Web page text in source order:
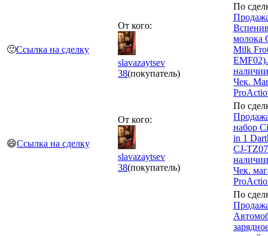
🙂Ссылка на сделку
От кого:
slavazaytsev
38(покупатель)
По
молока
Milk
Чек.
😄Ссылка на сделку
От кого:
slavazaytsev
38(покупатель)
По
набор
in 1
CJ-
Чек.
По